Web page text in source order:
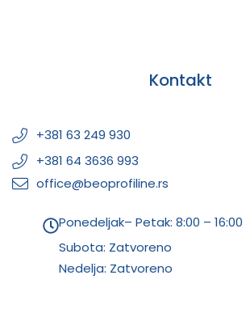
Kontakt
+381 63 249 930
+381 64 3636 993
office@beoprofiline.rs
Ponedeljak– Petak: 8:00 – 16:00
Subota: Zatvoreno
Nedelja: Zatvoreno